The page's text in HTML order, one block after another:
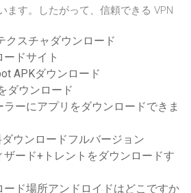
ます。したがって、信頼できる VPN
クスチャダウンロード
ドサイト
APKダウンロード
ダウンロード
ーにアプリをダウンロードできま
ウンロードフルバージョン
ード+トレントをダウンロードす
ード場所アンドロイドはどこですか